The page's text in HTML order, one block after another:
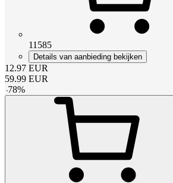
11585
Details van aanbieding bekijken
12.97 EUR
59.99 EUR
-78%